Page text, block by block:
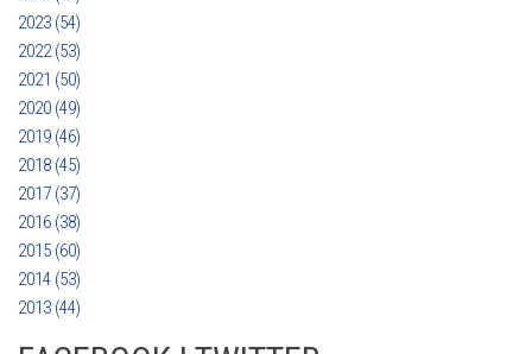
2023 (54)
2022 (53)
2021 (50)
2020 (49)
2019 (46)
2018 (45)
2017 (37)
2016 (38)
2015 (60)
2014 (53)
2013 (44)